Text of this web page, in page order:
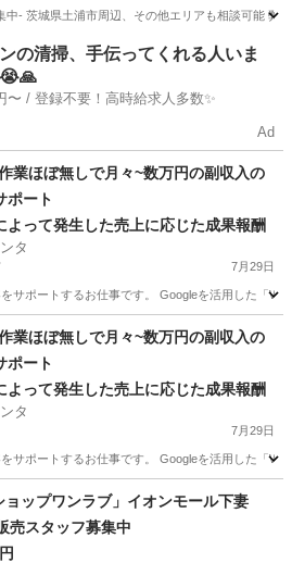
中- 茨城県土浦市周辺、その他エリアも相談可能
カメラマン
の清掃、手伝ってくれる人いま
日給例1万円〜 / 登録不要！高時給求人多数✨
Ad
業ほぼ無しで月々~数万円の副収入の
ポート
よって発生した売上に応じた成果報酬
タ
7月29日
サポートするお仕事です。 Googleを活用した「
Web
業ほぼ無しで月々~数万円の副収入の
ポート
よって発生した売上に応じた成果報酬
タ
7月29日
サポートするお仕事です。 Googleを活用した「
ョップワンラブ」イオンモール下妻
スタッフ募集中